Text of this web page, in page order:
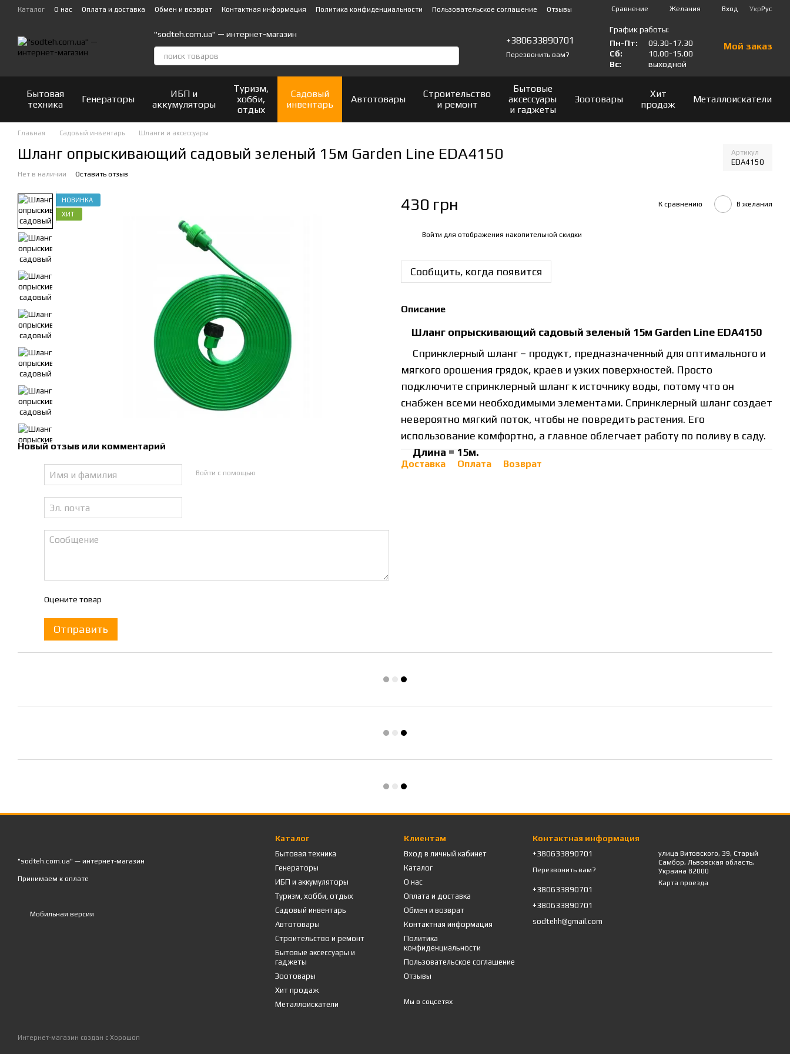
Перейти к основному контенту
Каталог О нас Оплата и доставка Обмен и возврат Контактная информация Политика конфиденциальности Пользовательское соглашение Отзывы Сравнение Желания Вход УкрРус
"sodteh.com.ua" — интернет-магазин
+380633890701
Перезвонить вам?
График работы:
Пн-Пт:
09.30-17.30
Сб:
10.00-15.00
Вс:
выходной
Мой заказ
Бытовая
техника
Генераторы
ИБП и
аккумуляторы
Туризм,
хобби,
отдых
Садовый
инвентарь
Автотовары
Строительство
и ремонт
Бытовые
аксессуары
и гаджеты
Зоотовары
Хит
продаж
Металлоискатели
Главная Садовый инвентарь Шланги и аксессуары
Шланг опрыскивающий садовый зеленый 15м Garden Line EDA4150 Артикул
EDA4150
Нет в наличии Оставить отзыв
НОВИНКА
ХИТ
Новый отзыв или комментарий
Войти с помощью
Оцените товар
Отправить
430 грн К сравнению В желания
Войти для отображения накопительной скидки
Сообщить, когда появится
Описание
Шланг опрыскивающий садовый зеленый 15м Garden Line EDA4150
Спринклерный шланг – продукт, предназначенный для оптимального и
мягкого орошения грядок, краев и узких поверхностей. Просто
подключите спринклерный шланг к источнику воды, потому что он
снабжен всеми необходимыми элементами. Спринклерный шланг создает
невероятно мягкий поток, чтобы не повредить растения. Его
использование комфортно, а главное облегчает работу по поливу в саду.
Длина = 15м.
Доставка Оплата Возврат
"sodteh.com.ua" — интернет-магазин
Принимаем к оплате
Мобильная версия
Интернет-магазин создан с Хорошоп
Каталог
Бытовая техника
Генераторы
ИБП и аккумуляторы
Туризм, хобби, отдых
Садовый инвентарь
Автотовары
Строительство и ремонт
Бытовые аксессуары и
гаджеты
Зоотовары
Хит продаж
Металлоискатели
Клиентам
Вход в личный кабинет
Каталог
О нас
Оплата и доставка
Обмен и возврат
Контактная информация
Политика
конфиденциальности
Пользовательское соглашение
Отзывы
Мы в соцсетях
Контактная информация
+380633890701
Перезвонить вам?
+380633890701
+380633890701
sodtehh@gmail.com
улица Витовского, 39, Старый
Самбор, Львовская область,
Украина 82000
Карта проезда